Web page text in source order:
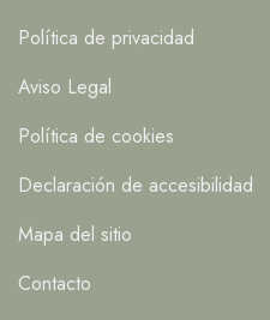
Política de privacidad
Aviso Legal
Política de cookies
Declaración de accesibilidad
Mapa del sitio
Contacto